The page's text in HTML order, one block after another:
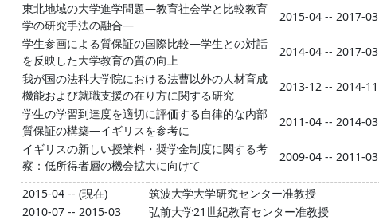
東北地域の大学進学問題―教育社会学と比較教育
学の研究手法の融合―
2015-04 -- 2017-03
学生参画による質保証の国際比較―学生との対話
を反映した大学教育の質の向上
2014-04 -- 2017-03
我が国の法科大学院における法曹以外の人材育成
機能および就職支援の在り方に関する研究
2013-12 -- 2014-11
学生の学習到達度を適切に評価する自律的な内部
質保証の構築―イギリスを参考に
2011-04 -- 2014-03
イギリスの新しい授業料・奨学金制度に関する考
察：低所得者層の機会拡大に向けて
2009-04 -- 2011-03
2015-04 -- (現在)
筑波大学大学研究センター准教授
2010-07 -- 2015-03
弘前大学21世紀教育センター准教授